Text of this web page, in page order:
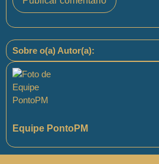
Sobre o(a) Autor(a):
Equipe PontoPM